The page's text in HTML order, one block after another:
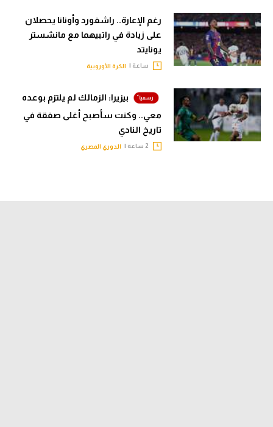
رغم الإعارة.. راشفورد وأونانا يحصلان
على زيادة في راتبيهما مع مانشستر
يونايتد
ساعة | الكرة الأوروبية
بيزيرا: الزمالك لم يلتزم بوعده
معي.. وكنت سأصبح أغلى صفقة في
تاريخ النادي
الدوري المصري